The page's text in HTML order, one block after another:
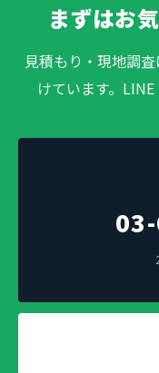
まずはお
見積もり・現地調
けています。